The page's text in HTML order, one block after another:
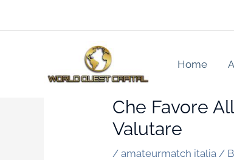
to
Home
Che Favore
Valutare
/amateurmatch italia /